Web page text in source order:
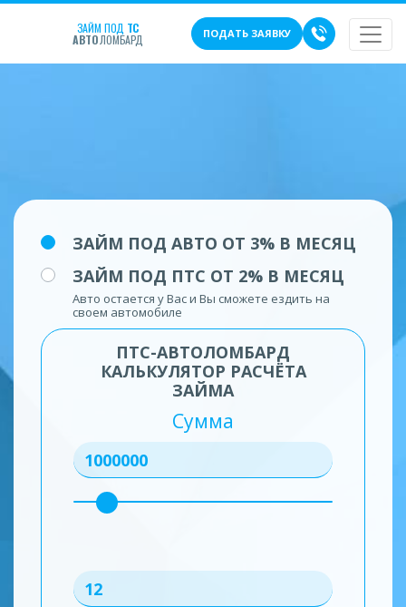
ЗАЙМ ПОД ТС
АВТОЛОМБАРД ПОДАТЬ ЗАЯВКУ
ЗАЙМ ПОД АВТО ОТ 3% В МЕСЯЦ
ЗАЙМ ПОД ПТС ОТ 2% В МЕСЯЦ
Авто остается у Вас и Вы сможете ездить на
своем автомобиле
ПТС-АВТОЛОМБАРД
КАЛЬКУЛЯТОР РАСЧЁТА
ЗАЙМА
Сумма